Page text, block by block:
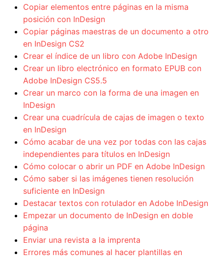
Copiar elementos entre páginas en la misma
posición con InDesign
Copiar páginas maestras de un documento a otro
en InDesign CS2
Crear el índice de un libro con Adobe InDesign
Crear un libro electrónico en formato EPUB con
Adobe InDesign CS5.5
Crear un marco con la forma de una imagen en
InDesign
Crear una cuadrícula de cajas de imagen o texto
en InDesign
Cómo acabar de una vez por todas con las cajas
independientes para títulos en InDesign
Cómo colocar o abrir un PDF en Adobe InDesign
Cómo saber si las imágenes tienen resolución
suficiente en InDesign
Destacar textos con rotulador en Adobe InDesign
Empezar un documento de InDesign en doble
página
Enviar una revista a la imprenta
Errores más comunes al hacer plantillas en